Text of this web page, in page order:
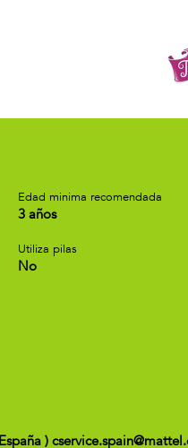
Edad minima recomendada
3 años
Utiliza pilas
No
)